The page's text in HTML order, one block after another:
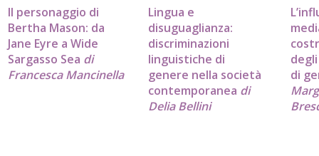
Il personaggio di
Bertha Mason: da
Jane Eyre a Wide
Sargasso Sea di
Francesca Mancinella
Lingua e
disuguaglianza:
discriminazioni
linguistiche di
genere nella società
contemporanea di
Delia Bellini
di